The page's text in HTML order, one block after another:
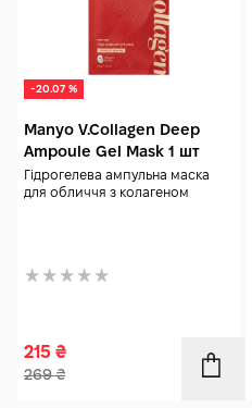
-20.07 %
Manyo V.Collagen Deep
Ampoule Gel Mask 1 шт
Гідрогелева ампульна маска
для обличчя з колагеном
215 ₴
269₴